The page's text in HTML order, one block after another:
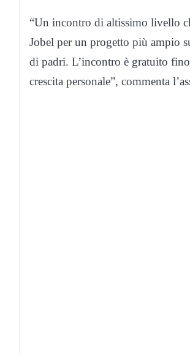
“Un incontro di altissimo livello
Jobel per un progetto più ampio
di padri. L’incontro è gratuito
crescita personale”, commenta